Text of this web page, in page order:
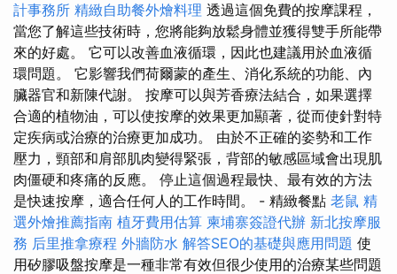
計事務所 精緻自助餐外燴料理 透過這個免費的按摩課程，
當您了解這些技術時，您將能夠放鬆身體並獲得雙手所能帶
來的好處。 它可以改善血液循環，因此也建議用於血液循
環問題。 它影響我們荷爾蒙的產生、消化系統的功能、內
臟器官和新陳代謝。 按摩可以與芳香療法結合，如果選擇
合適的植物油，可以使按摩的效果更加顯著，從而使針對特
定疾病或治療的治療更加成功。 由於不正確的姿勢和工作
壓力，頸部和肩部肌肉變得緊張，背部的敏感區域會出現肌
肉僵硬和疼痛的反應。 停止這個過程最快、最有效的方法
是快速按摩，適合任何人的工作時間。 - 精緻餐點 老鼠 精
選外燴推薦指南 植牙費用估算 柬埔寨簽證代辦 新北按摩服
務 后里推拿療程 外牆防水 解答SEO的基礎與應用問題 使
用矽膠吸盤按摩是一種非常有效但很少使用的治療某些問題